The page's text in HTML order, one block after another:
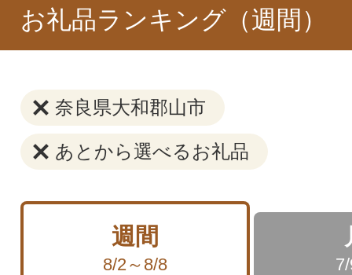
お礼品ランキング（週間）
奈良県大和郡山市
あとから選べるお礼品
週間
8/2～8/8